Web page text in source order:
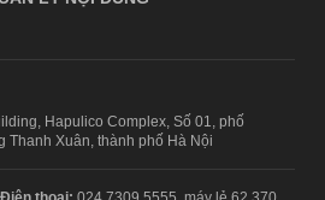
Hapulico Complex, Số 01, phố
Thanh Xuân, thành phố Hà Nội